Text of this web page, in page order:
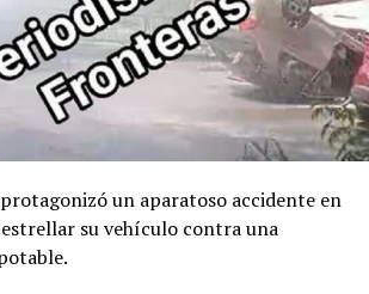
X
un aparatoso accidente en
su vehículo contra una